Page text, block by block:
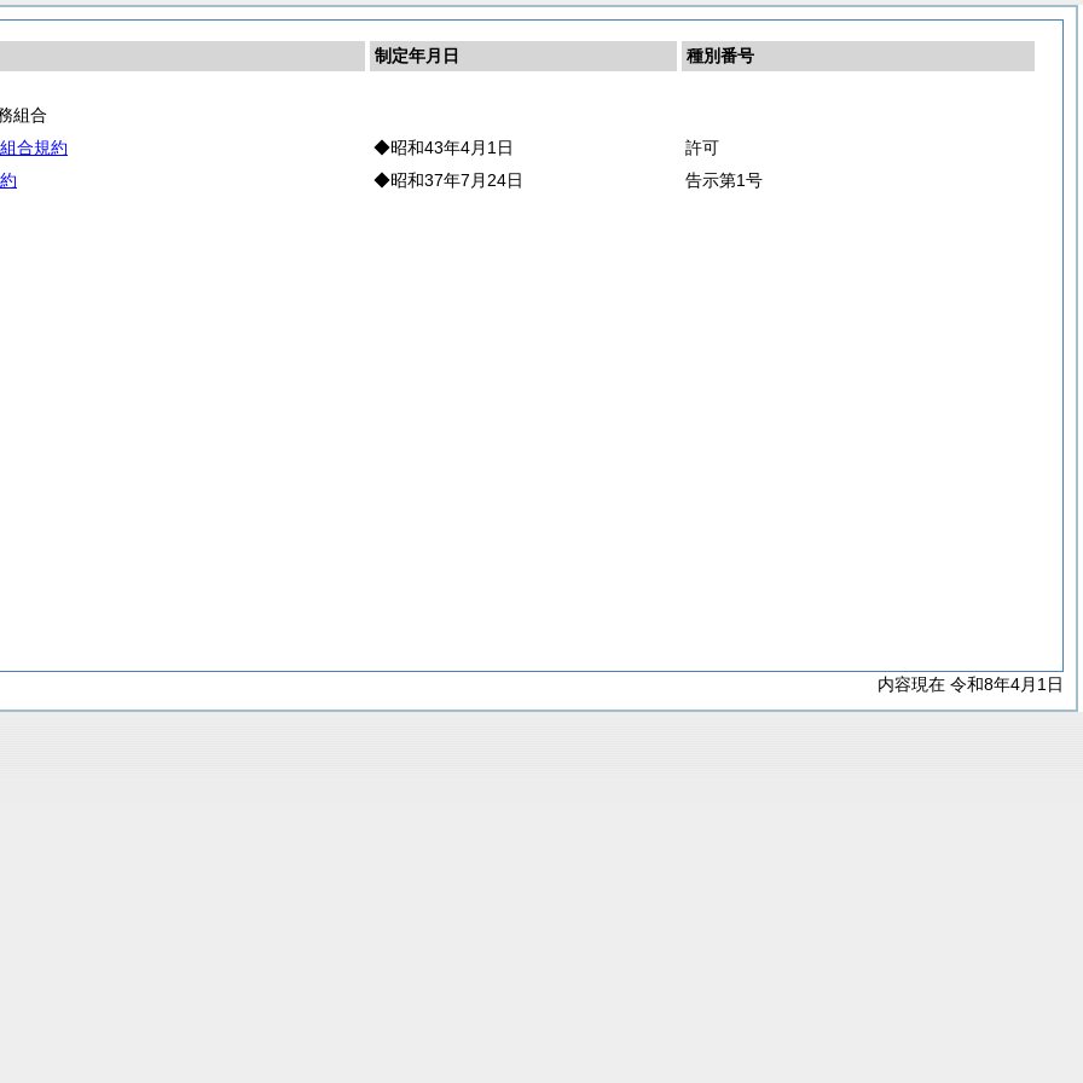
制定年月日
種別番号
組合
合規約
◆昭和43年4月1日
許可
◆昭和37年7月24日 告示第1号
内容現在 令和8年4月1日